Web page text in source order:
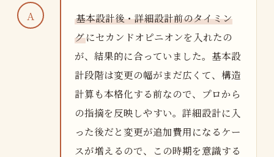
基本設計後・詳細設計前のタイミン
グにセカンドオピニオンを入れたの
が、結果的に合っていました。基本設
計段階は変更の幅がまだ広くて、構造
計算も本格化する前なので、プロから
の指摘を反映しやすい。詳細設計に入
った後だと変更が追加費用になるケー
スが増えるので、この時期を意識する